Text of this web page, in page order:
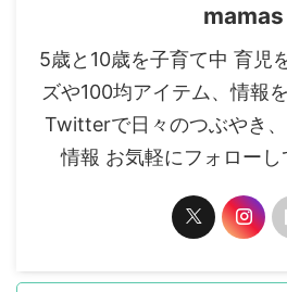
mamas
5歳と10歳を子育て中 育児
ズや100均アイテム、情報
Twitterで日々のつぶやき
情報 お気軽にフォロー